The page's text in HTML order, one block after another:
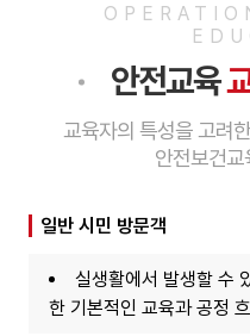
안전교육
교육자의 특성을 고려
안전보건
일반 시민 방문객
실생활에서 발생할 수
한 기본적인 교육과 공정